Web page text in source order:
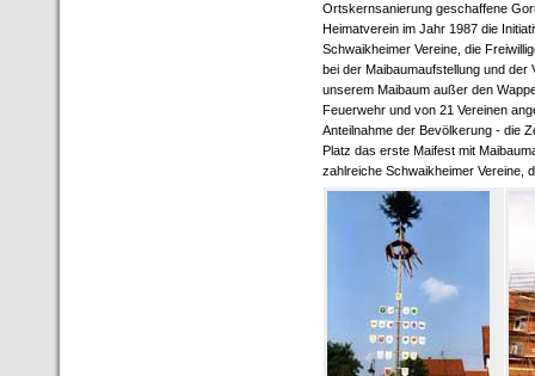
Ortskernsanierung geschaffene
Heimatverein im Jahr 1987 die
Schwaikheimer Vereine, die
bei der Maibaumaufstellung und
unserem Maibaum außer den
Feuerwehr und von 21 Vereinen
Anteilnahme der Bevölkerung - die
Platz das erste Maifest mit
zahlreiche Schwaikheimer Vereine,